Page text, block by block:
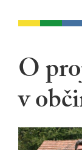
O
v